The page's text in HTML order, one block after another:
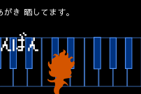
き 晒してます。